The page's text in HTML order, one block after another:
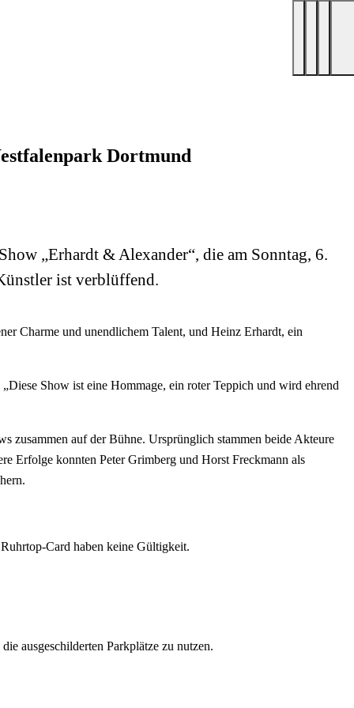
Dortmund
„Erhardt & Alexander“, die am Sonntag, 6.
ist verblüffend.
Charme und unendlichem Talent, und Heinz Erhardt, ein
Show ist eine Hommage, ein roter Teppich und wird ehrend
zusammen auf der Bühne. Ursprünglich stammen beide Akteure
Erfolge konnten Peter Grimberg und Horst Freckmann als
Card haben keine Gültigkeit.
ausgeschilderten Parkplätze zu nutzen.